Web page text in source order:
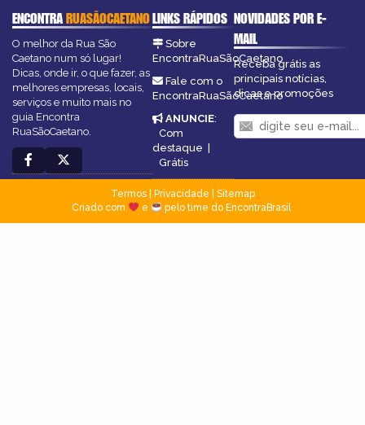
ENCONTRARUASÃOCAETANO
O melhor da Rua São
Caetano num só lugar!
Dicas, onde ir, o que fazer, as
melhores empresas, locais,
serviços e muito mais no
guia Encontra
RuaSãoCaetano.
LINKS RÁPIDOS
Sobre
EncontraRuaSãoCaetano
Fale com o
EncontraRuaSãoCaetano
ANUNCIE:
Com
destaque |
Grátis
NOVIDADES POR E-
MAIL
Receba grátis as
principais notícias,
dicas e promoções
Termos| Privacidade
Sitemap
Criado com
e pelo time do EncontraBrasil